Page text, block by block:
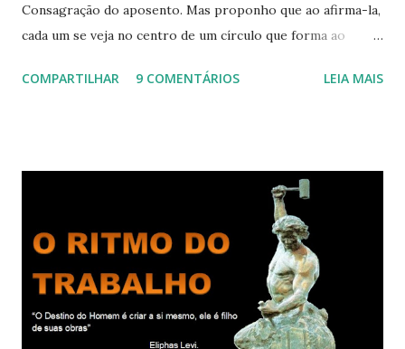
Consagração do aposento. Mas proponho que ao afirma-la,
cada um se veja no centro de um círculo que forma ao
cada um de nós mesmos. Um círculo que cresce e se
relacionamos e vai se ampliando e tocando os círculos
iluminados daqueles com que cooperamos, formando um
círculo cada vez maior de Paz e Harmonia. CONSAGRAÇÃO
DO APOSENTO Dentro do Círculo Infinito da Divina
Presença que me envolve inteiramente Afirmo: Há uma só
presença aqui: é a presença da Harmonia, que faz vibrar
todos os corações de Felicidade e Alegria. Quem quer que
COMPARTILHAR 9 COMENTÁRIOS LEIA MAIS